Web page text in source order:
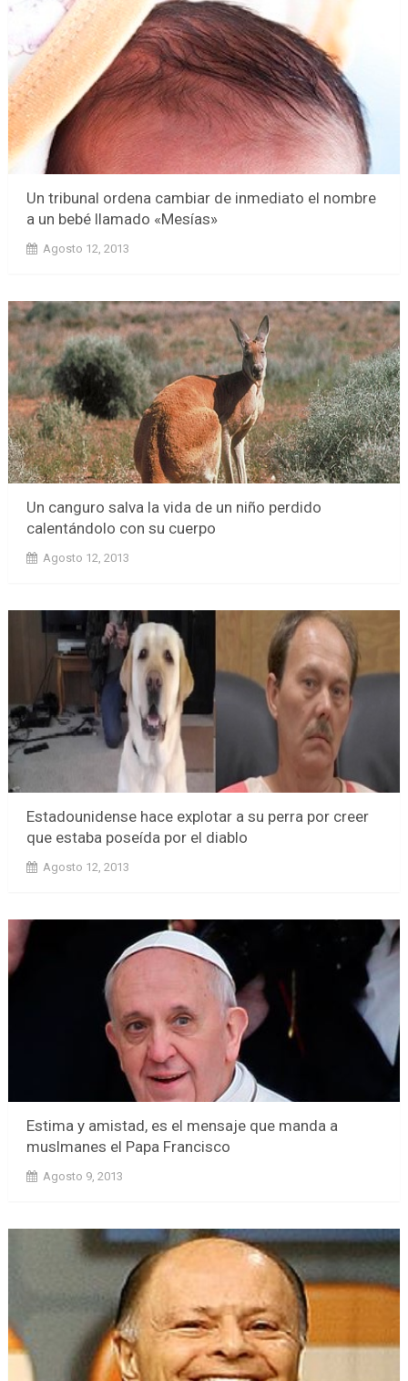
Un tribunal ordena cambiar de inmediato el nombre
a un bebé llamado «Mesías»
Agosto 12, 2013
Un canguro salva la vida de un niño perdido
calentándolo con su cuerpo
Agosto 12, 2013
Estadounidense hace explotar a su perra por creer
que estaba poseída por el diablo
Agosto 12, 2013
Estima y amistad, es el mensaje que manda a
muslmanes el Papa Francisco
Agosto 9, 2013